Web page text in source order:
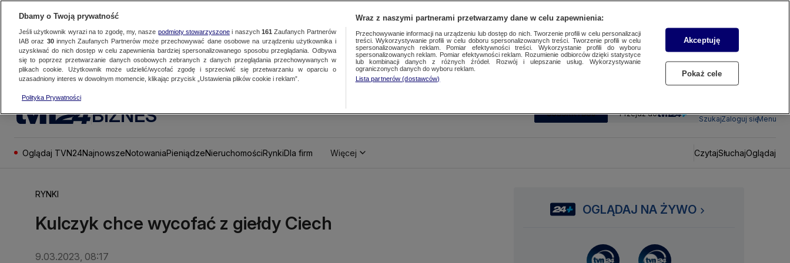
BIZNES SUBSKRYBUJ Przejdź do
SzukajZaloguj sięMenu
Oglądaj TVN24NajnowszeNotowaniaPieniądzeNieruchomościRynkiDla firm Więcej CzytajSłuchajOglądaj
RYNKI
Kulczyk chce wycofać z giełdy Ciech
9.03.2023, 08:17
OGLĄDAJ NA ŻYWO
Dbamy o Twoją prywatność
Jeśli użytkownik wyrazi na to zgodę, my, nasze podmioty stowarzyszonei naszych 161 Zaufanych Partnerów
IAB oraz 30innych Zaufanych Partnerów może przechowywać dane osobowe na urządzeniu użytkownika i
uzyskiwać do nich dostęp w celu zapewnienia bardziej spersonalizowanego sposobu przeglądania. Odbywa
się to poprzez przetwarzanie danych osobowych zebranych z danych przeglądania przechowywanych w
plikach cookie. Użytkownik może udzielić/wycofać zgodę i sprzeciwić się przetwarzaniu w oparciu o
uzasadniony interes w dowolnym momencie, klikając przycisk „Ustawienia plików cookie i reklam”.
Polityka Prywatności
Wraz z naszymi partnerami przetwarzamy dane w celu zapewnienia:
Przechowywanie informacji na urządzeniu lub dostęp do nich. Tworzenie profili w celu personalizacji
treści. Wykorzystywanie profili w celu doboru spersonalizowanych treści. Tworzenie profili w celu
spersonalizowanych reklam. Pomiar efektywności treści. Wykorzystanie profili do wyboru
spersonalizowanych reklam. Pomiar efektywności reklam. Rozumienie odbiorców dzięki statystyce
lub kombinacji danych z różnych źródeł. Rozwój i ulepszanie usług. Wykorzystywanie
ograniczonych danych do wyboru reklam.
Lista partnerów (dostawców)
Akceptuję
Pokaż cele